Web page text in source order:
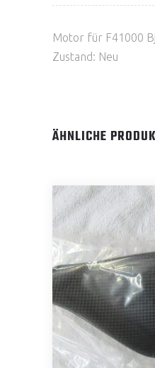
Motor für F41000
Zustand: Neu
ÄHNLICHE